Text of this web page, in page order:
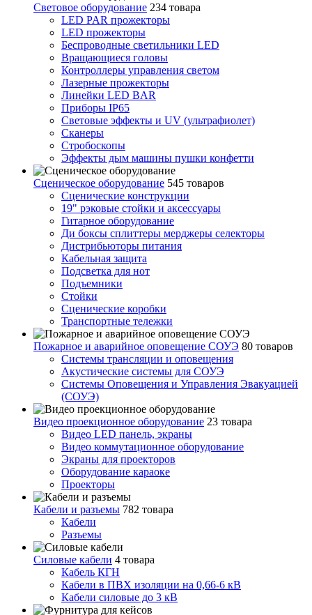
Световое оборудование 234 товара
LED PAR прожекторы
LED прожекторы
Беспроводные светильники LED
Вращающиеся головы
Контроллеры управления светом
Лазерные прожекторы
Линейки LED BAR
Приборы IP65
Световые эффекты и UV (ультрафиолет)
Сканеры
Стробоскопы
Эффекты дым машины пушки конфетти
Сценическое оборудование 545 товаров
Сценические конструкции
19" рэковые стойки и аксесcуары
Гитарное оборудование
Ди боксы сплиттеры мерджеры селекторы
Дистрибьюторы питания
Кабельная защита
Подсветка для нот
Подъемники
Стойки
Сценические коробки
Транспортные тележки
Пожарное и аварийное оповещение СОУЭ 80 товаров
Cистемы трансляции и оповещения
Акустические системы для СОУЭ
Системы Оповещения и Управления Эвакуацией
(СОУЭ)
Видео проекционное оборудование 23 товара
Видео LED панель, экраны
Видео коммутационное оборудование
Экраны для проекторов
Оборудование караоке
Проекторы
Кабели и разъемы 782 товара
Кабели
Разъемы
Силовые кабели 4 товара
Кабель КГН
Кабели в ПВХ изоляции на 0,66-6 кВ
Кабели силовые до 3 кВ